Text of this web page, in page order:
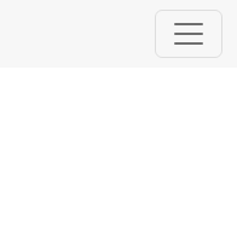
zonas urbanas